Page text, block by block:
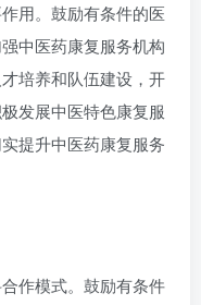
用。鼓励有条件的医
中医药康复服务机构
培养和队伍建设，开
发展中医特色康复服
提升中医药康复服务
作模式。鼓励有条件